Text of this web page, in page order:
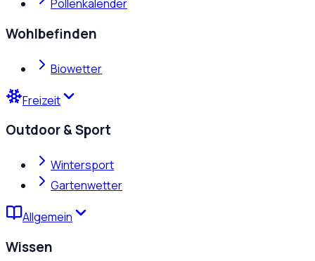
Pollenkalender
Wohlbefinden
Biowetter
Freizeit
Outdoor & Sport
Wintersport
Gartenwetter
Allgemein
Wissen